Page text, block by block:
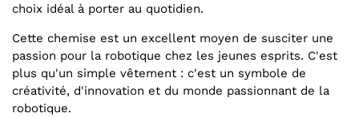
choix idéal à porter au quotidien.
Cette chemise est un excellent moyen de susciter une
passion pour la robotique chez les jeunes esprits. C'est
plus qu'un simple vêtement : c'est un symbole de
créativité, d'innovation et du monde passionnant de la
robotique.